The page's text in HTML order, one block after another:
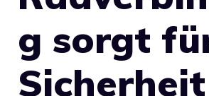
g sorgt